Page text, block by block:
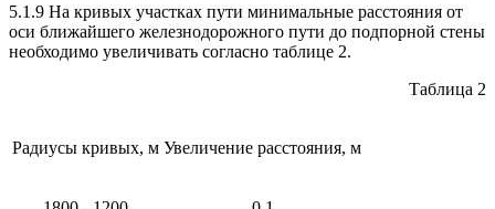
5.1.9 На кривых участках пути минимальные расстояния от
оси ближайшего железнодорожного пути до подпорной стены
необходимо увеличивать согласно таблице 2.
Таблица 2
Радиусы кривых, м Увеличение расстояния, м